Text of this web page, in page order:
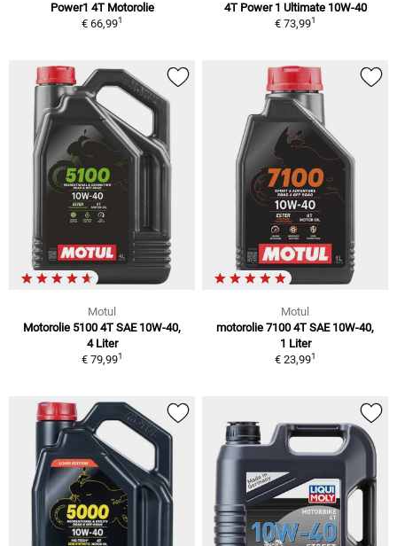
Power1 4T Motorolie
€ 66,991
4T Power 1 Ultimate 10W-40
€ 73,991
Motul
Motorolie 5100 4T SAE 10W-40,
4 Liter
€ 79,991
Motul
motorolie 7100 4T SAE 10W-40,
1 Liter
€ 23,991